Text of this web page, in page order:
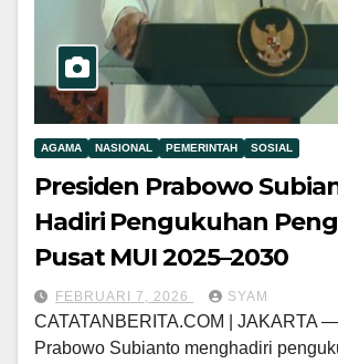
AGAMA NASIONAL PEMERINTAH SOSIAL
Presiden Prabowo
Hadiri Pengukuhan
Pusat MUI 2025–2030
FEBRUARI 7, 2026 SYAM
CATATANBERITA.COM | JAKARTA
Prabowo Subianto menghadiri